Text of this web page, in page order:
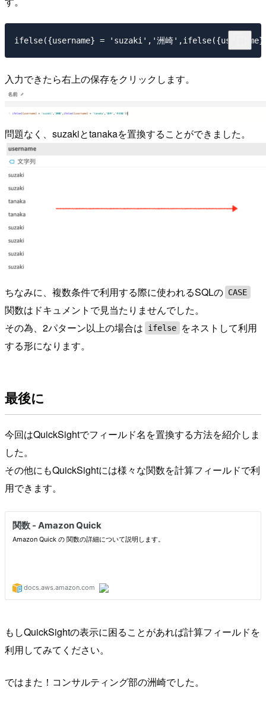
入力できたら右上の保存をクリックします。
問題なく、suzakiとtanakaを置換することができました。
ちなみに、複数条件で利用する際に使われるSQLの CASE
関数はドキュメントで見当たりませんでした。
その為、2パターン以上の場合は
ifelse
をネストして利用
する形になります。
最後に
今回はQuickSightでフィールド名を置換する方法を紹介しま
した。
その他にもQuickSightには様々な関数を計算フィールドで利
用できます。
もしQuickSightの表示に困ることがあれば計算フィールドを
利用してみてください。
ではまた！コンサルティング部の洲崎でした。